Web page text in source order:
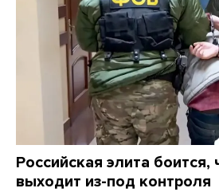
Российская элита
выходит из-под контроля